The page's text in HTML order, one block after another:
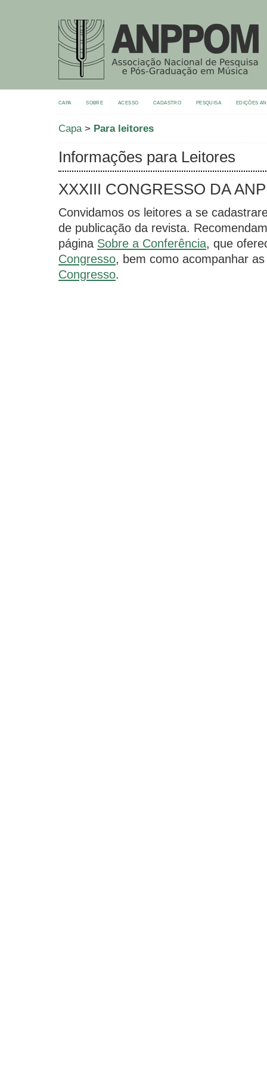
CAPA SOBRE ACESSO CADASTRO PESQUISA EDIÇÕES
Capa> Para leitores
Informações para Leitores
XXXIII CONGRESSO DA
Convidamos os leitores a se
de publicação da revista.
página Sobre a Conferência, que
Congresso, bem como acompanhar
Congresso.